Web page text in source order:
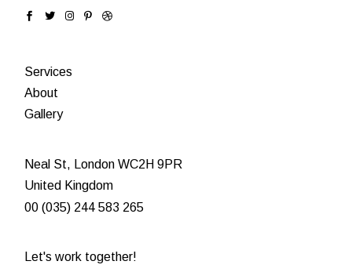
Services
About
Gallery
Neal St, London WC2H 9PR
United Kingdom
00 (035) 244 583 265
Let's work together!